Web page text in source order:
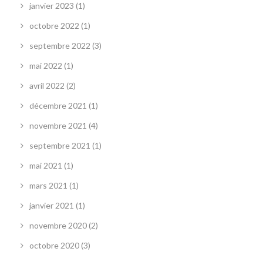
janvier 2023 (1)
octobre 2022 (1)
septembre 2022 (3)
mai 2022 (1)
avril 2022 (2)
décembre 2021 (1)
novembre 2021 (4)
septembre 2021 (1)
mai 2021 (1)
mars 2021 (1)
janvier 2021 (1)
novembre 2020(2)
octobre 2020(3)